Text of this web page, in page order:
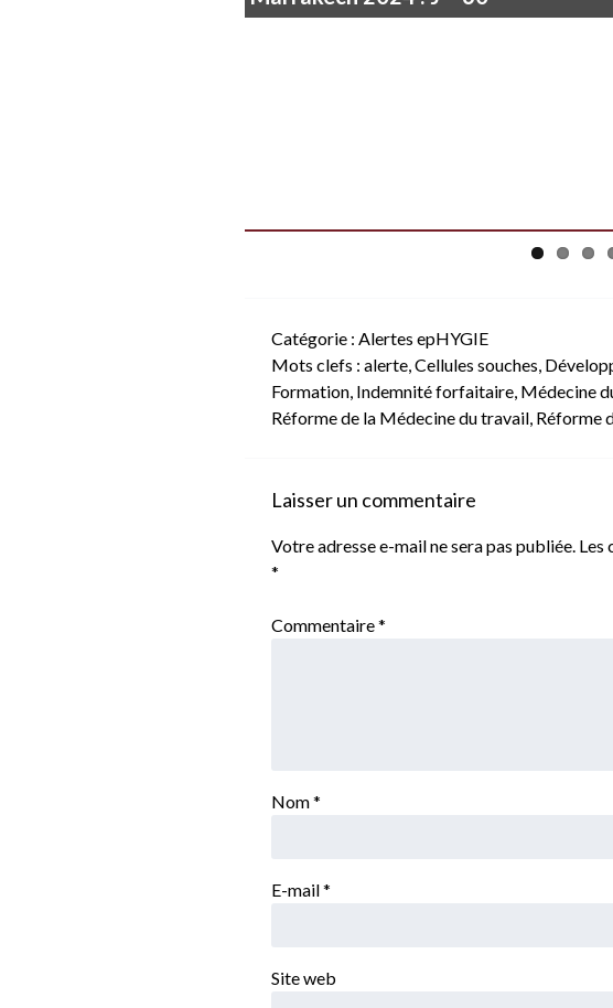
Catégorie : Alertes epHYGIE
Mots clefs : alerte,Cellules souches,
Formation, Indemnité forfaitaire, Médecine
Réforme de la Médecine du travail, Réforme
Laisser un commentaire
Votre adresse e-mail ne sera pas publiée. Les
*
Commentaire*
Nom*
E-mail*
Site web